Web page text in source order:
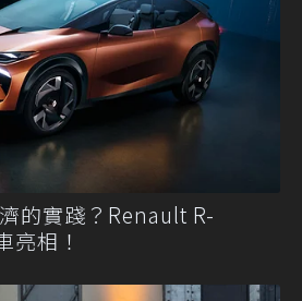
的實踐？Renault R-
亮相！